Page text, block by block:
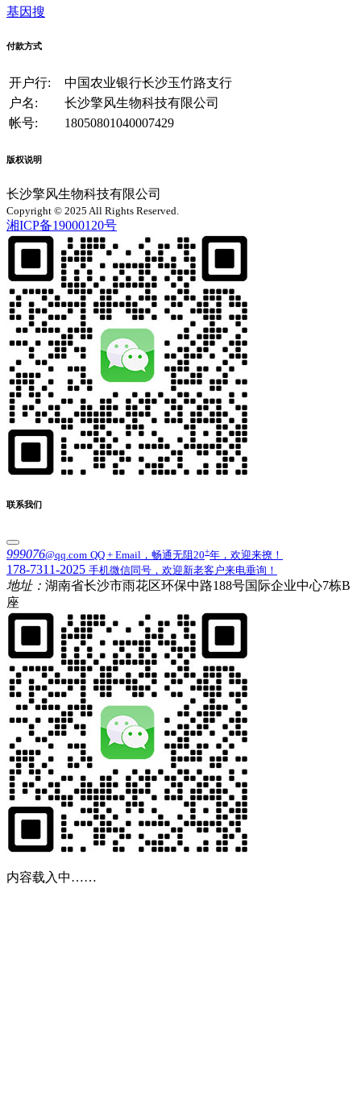
基因搜
付款方式
开户行:
中国农业银行长沙玉竹路支行
户名:
长沙擎风生物科技有限公司
帐号:
18050801040007429
版权说明
长沙擎风生物科技有限公司
Copyright © 2025 All Rights Reserved.
湘ICP备19000120号
联系我们
999076@qq.com QQ + Email，畅通无阻20+年，欢迎来撩！
178-7311-2025 手机微信同号，欢迎新老客户来电垂询！
地址： 湖南省长沙市雨花区环保中路188号国际企业中心7栋B
座
内容载入中……